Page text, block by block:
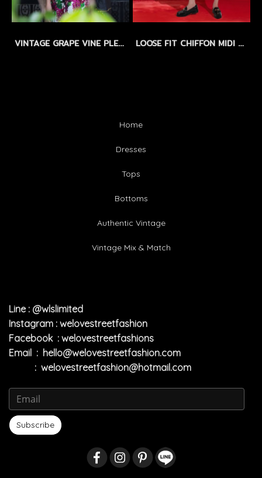
VINTAGE GRAPE VINE PLEATED DRESS by WLS LIMITED EDITION - SIZEM LOOSE FIT CHIFFON MIDI DRESS with FLORAL EMBROIDERY - เดรสทรงหลวม ผ้าชีฟองปักลายดอกไม้ แขนบอลลูน กระโปรงระบาย 2 ชั้น
Home
Dresses
Tops
Bottoms
Authentic Vintage
Vintage Mix & Match
Line : @wlslimited
Instagram : welovestreetfashion
Facebook : welovestreetfashions
Email : hello@welovestreetfashion.com
: welovestreetfashion@hotmail.com
Subscribe